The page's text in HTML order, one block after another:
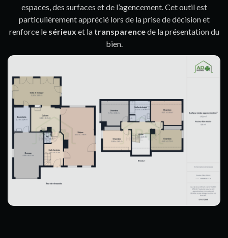
espaces, des surfaces et de l’agencement. Cet outil est
particulièrement apprécié lors de la prise de décision et
renforce le sérieux et la transparencede la présentation du
bien.